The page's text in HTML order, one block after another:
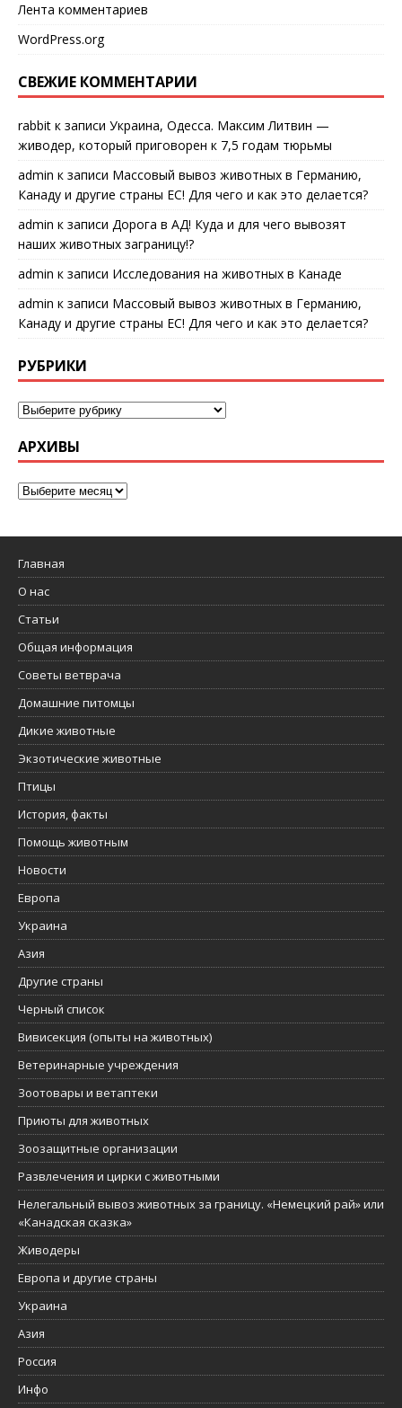
Лента комментариев
WordPress.org
СВЕЖИЕ КОММЕНТАРИИ
rabbit к записи Украина, Одесса. Максим Литвин —
живодер, который приговорен к 7,5 годам тюрьмы
admin к записи Массовый вывоз животных в Германию,
Канаду и другие страны ЕС! Для чего и как это делается?
admin к записи Дорога в АД! Куда и для чего вывозят
наших животных заграницу!?
admin к записи Исследования на животных в Канаде
admin к записи Массовый вывоз животных в Германию,
Канаду и другие страны ЕС! Для чего и как это делается?
РУБРИКИ
АРХИВЫ
Главная
О нас
Статьи
Общая информация
Советы ветврача
Домашние питомцы
Дикие животные
Экзотические животные
Птицы
История, факты
Помощь животным
Новости
Европа
Украина
Азия
Другие страны
Черный список
Вивисекция (опыты на животных)
Ветеринарные учреждения
Зоотовары и ветаптеки
Приюты для животных
Зоозащитные организации
Развлечения и цирки с животными
Нелегальный вывоз животных за границу. «Немецкий рай» или
«Канадская сказка»
Живодеры
Европа и другие страны
Украина
Азия
Россия
Инфо